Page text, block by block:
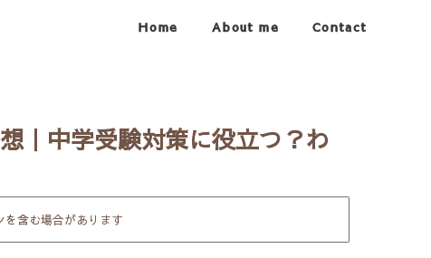
Home About me Contact
｜中学受験対策に役立つ？わ
含む場合があります